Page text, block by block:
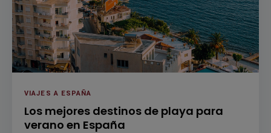
VIAJES A ESPAÑA
Los mejores destinos de playa para
verano en España